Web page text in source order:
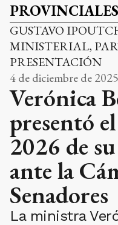
PROVINCIALES
GUSTAVO
MINISTERIAL,
PRESENTACIÓN
4 de diciembre de
Verónica
presentó
2026 de
ante la
Senadores
La ministra